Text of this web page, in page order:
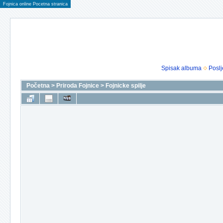
Fojnica online Pocetna stranica
Spisak albuma
Početna > Priroda Fojnice > Fojnicke spilje